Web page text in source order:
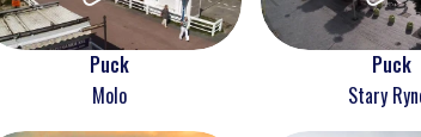
Puck
Molo
Puck
Stary